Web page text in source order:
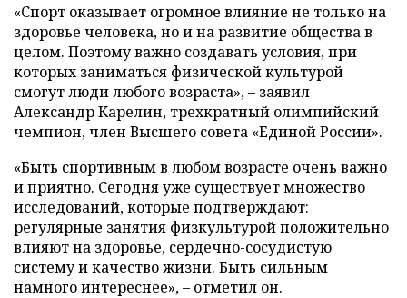
«Спорт оказывает огромное влияние не только на
здоровье человека, но и на развитие общества в
целом. Поэтому важно создавать условия, при
которых заниматься физической культурой
смогут люди любого возраста», – заявил
Александр Карелин, трехкратный олимпийский
чемпион, член Высшего совета «Единой России».
«Быть спортивным в любом возрасте очень важно
и приятно. Сегодня уже существует множество
исследований, которые подтверждают:
регулярные занятия физкультурой положительно
влияют на здоровье, сердечно-сосудистую
систему и качество жизни. Быть сильным
намного интереснее», – отметил он.